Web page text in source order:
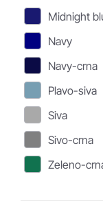
Midnight
Navy
Navy-crna
Plavo-siva
Siva
Sivo-crna
Zeleno-